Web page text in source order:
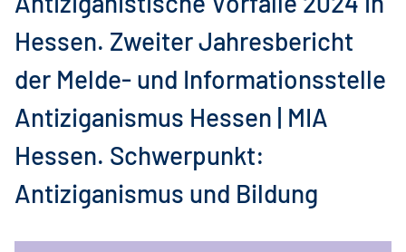
Hessen. Zweiter Jahresbericht
der Melde- und Informationsstelle
Antiziganismus Hessen | MIA
Hessen. Schwerpunkt:
Antiziganismus und Bildung